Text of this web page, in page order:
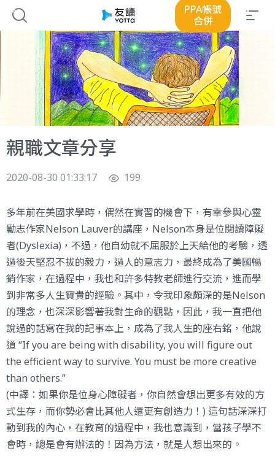
PPA帳號
合併
親職文章分享
2020-08-30 01:33:17 199
多年前在美國求學時，偶然在實習的機會下，有幸參與心靈
勵志作家Nelson Lauver的講座，Nelson本身是位閱讀障礙
者(Dyslexia)，不過，他自幼就不屈服於上天給他的考驗，透
過後天堅忍不拔的毅力，過人的意志力，最終成為了美國暢
銷作家，在過程中，我也和許多特教老師進行交流，進而學
到非常多人生寶貴的經驗。其中，令我印象頗深的是Nelson
的理念，也深深影響著我對生命的觀點，因此，我一直把他
說過的話寫在我的記事本上，成為了我人生的座右銘，他說
道 “If you are being with disability, you will figure out
the efficient way to survive. You must be more creative
than others.”
(中譯：如果你是位身心障礙者，你自然會想出更多有效的方
式生存，而你勢必會比其他人還更有創造力！) 這句話深深打
動到我的內心，在教育的過程中，我也意識到，當孩子學不
會時，總是會有辦法的！因為方法，就是人想出來的。